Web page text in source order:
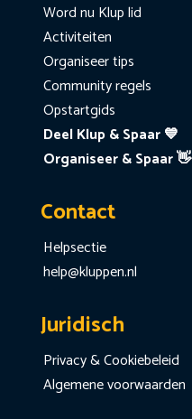
Word nu Klup lid
Activiteiten
Organiseer tips
Community regels
Opstartgids
Deel Klup & Spaar 💙
Organiseer & Spaar 👋
Contact
Helpsectie
help@kluppen.nl
Juridisch
Privacy & Cookiebeleid
Algemene voorwaarden